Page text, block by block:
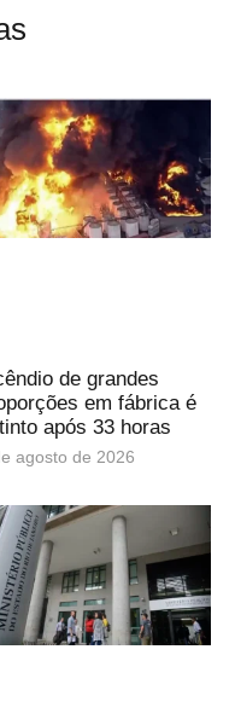
de grandes
em fábrica é
após 33 horas
agosto de 2026